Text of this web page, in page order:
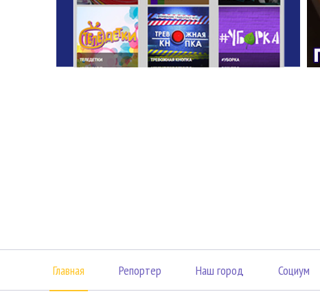
Главная Репортер Наш город Социум